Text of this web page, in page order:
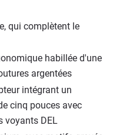
qui complètent le
habillée d'une
argentées
intégrant un
cinq pouces avec
voyants DEL